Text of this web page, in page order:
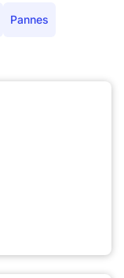
Pannes